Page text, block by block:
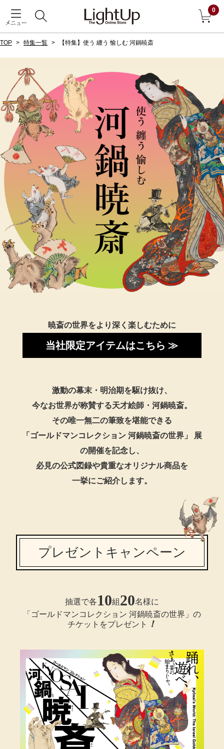
メニュー
0
すべて見る
ダーウェア
BOGARD 最新号はこちら
タログ
アウター
ジャケット
コート
ブルゾン
その他
トップス
Tシャツ／カッ
ポロシャツ
ベスト
その他
ボトムス
ショート･クロ
その他
ルーム･アン
アンダーウェア
その他
バッグ
TOP 特集一覧 【特集】使う 纏う 愉しむ 河鍋暁斎
暁斎の世界をより深く楽しむために
当社限定アイテムはこちら ≫
激動の幕末・明治期を駆け抜け、
今なお世界が称賛する天才絵師・河鍋暁斎。
その唯一無二の筆致を堪能できる
「ゴールドマンコレクション 河鍋暁斎の世界」 展
の開催を記念し、
必見の公式図録や貴重なオリジナル商品を
一挙にご紹介します。
プレゼントキャンペーン
抽選で各10組 20名様に
「ゴールドマンコレクション 河鍋暁斎の世界」の
チケットをプレゼント
！